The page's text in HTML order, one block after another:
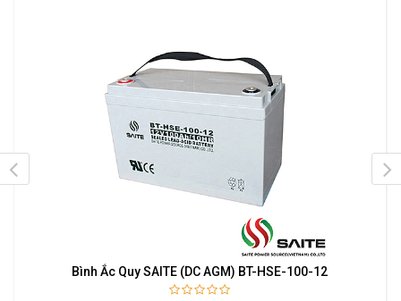
Bình Ắc Quy SAITE (DC AGM) BT-HSE-100-12